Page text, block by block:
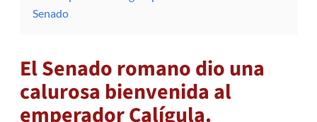
Senado
El Senado romano dio una
calurosa bienvenida al
emperador Calígula.